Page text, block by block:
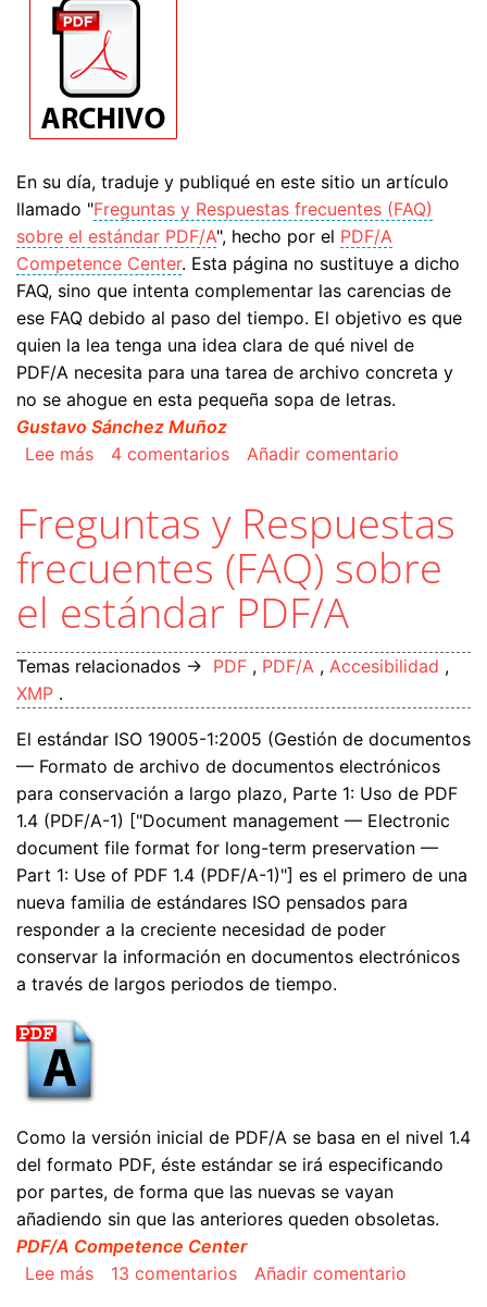
En su día, traduje y publiqué en este sitio un artículo
llamado "Freguntas y Respuestas frecuentes (FAQ)
sobre el estándar PDF/A", hecho por el PDF/A
Competence Center. Esta página no sustituye a dicho
FAQ, sino que intenta complementar las carencias de
ese FAQ debido al paso del tiempo. El objetivo es que
quien la lea tenga una idea clara de qué nivel de
PDF/A necesita para una tarea de archivo concreta y
no se ahogue en esta pequeña sopa de letras.
Gustavo Sánchez Muñoz
Lee mássobre Resumen del formato PDF/A y sus
4 comentarios Añadir comentario
Freguntas y Respuestas
frecuentes (FAQ) sobre
el estándar PDF/A
Temas relacionados → PDF , PDF/A , Accesibilidad ,
XMP .
El estándar ISO 19005-1:2005 (Gestión de documentos
— Formato de archivo de documentos electrónicos
para conservación a largo plazo, Parte 1: Uso de PDF
1.4 (PDF/A-1) ["Document management — Electronic
document file format for long-term preservation —
Part 1: Use of PDF 1.4 (PDF/A-1)"] es el primero de una
nueva familia de estándares ISO pensados para
responder a la creciente necesidad de poder
conservar la información en documentos electrónicos
a través de largos periodos de tiempo.
Como la versión inicial de PDF/A se basa en el nivel 1.4
del formato PDF, éste estándar se irá especificando
por partes, de forma que las nuevas se vayan
añadiendo sin que las anteriores queden obsoletas.
PDF/A Competence Center
Lee mássobre Freguntas y Respuestas frecuentes
13 comentarios Añadir comentario